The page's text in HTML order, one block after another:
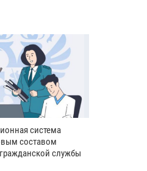
система
составом
службы